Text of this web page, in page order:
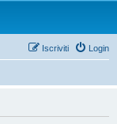
Login
Iscriviti